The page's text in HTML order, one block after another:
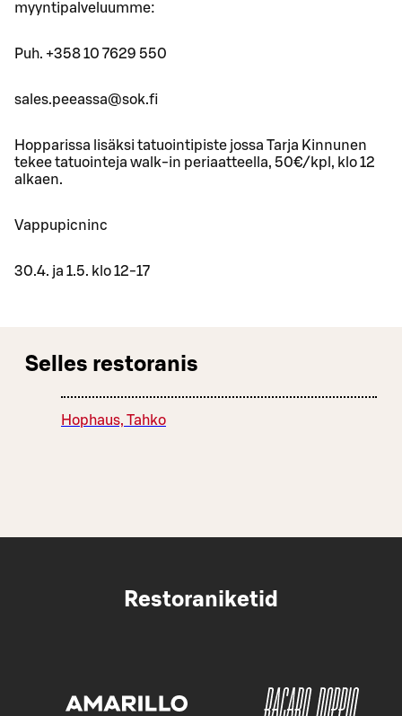
myyntipalveluumme:
Puh. +358 10 7629 550
sales.peeassa@sok.fi
Hopparissa lisäksi tatuointipiste jossa Tarja Kinnunen
tekee tatuointeja walk-in periaatteella, 50€/kpl, klo 12
alkaen.
Vappupicninc
30.4. ja 1.5. klo 12-17
Selles restoranis
Hophaus, Tahko
Restoraniketid